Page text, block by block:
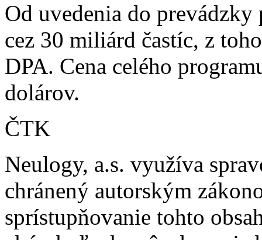
Od uvedenia do
cez 30 miliárd častíc, z
DPA. Cena celého
dolárov.
ČTK
Neulogy, a.s. využíva
chránený autorským
sprístupňovanie tohto